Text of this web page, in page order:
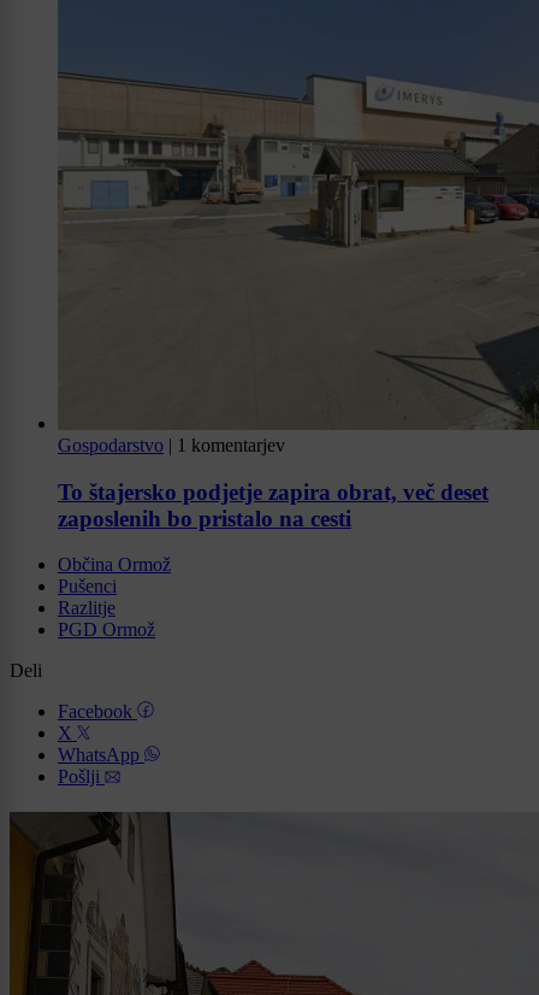
Gospodarstvo | 1 komentarjev
To štajersko podjetje zapira obrat, več deset
zaposlenih bo pristalo na cesti
Občina Ormož
Pušenci
Razlitje
PGD Ormož
Deli
Facebook
X
WhatsApp
Pošlji